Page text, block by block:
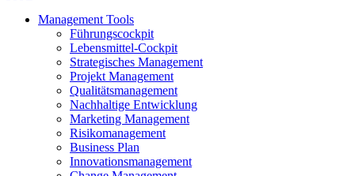
Management Tools
Führungscockpit
Lebensmittel-Cockpit
Strategisches Management
Projekt Management
Qualitätsmanagement
Nachhaltige Entwicklung
Marketing Management
Risikomanagement
Business Plan
Innovationsmanagement